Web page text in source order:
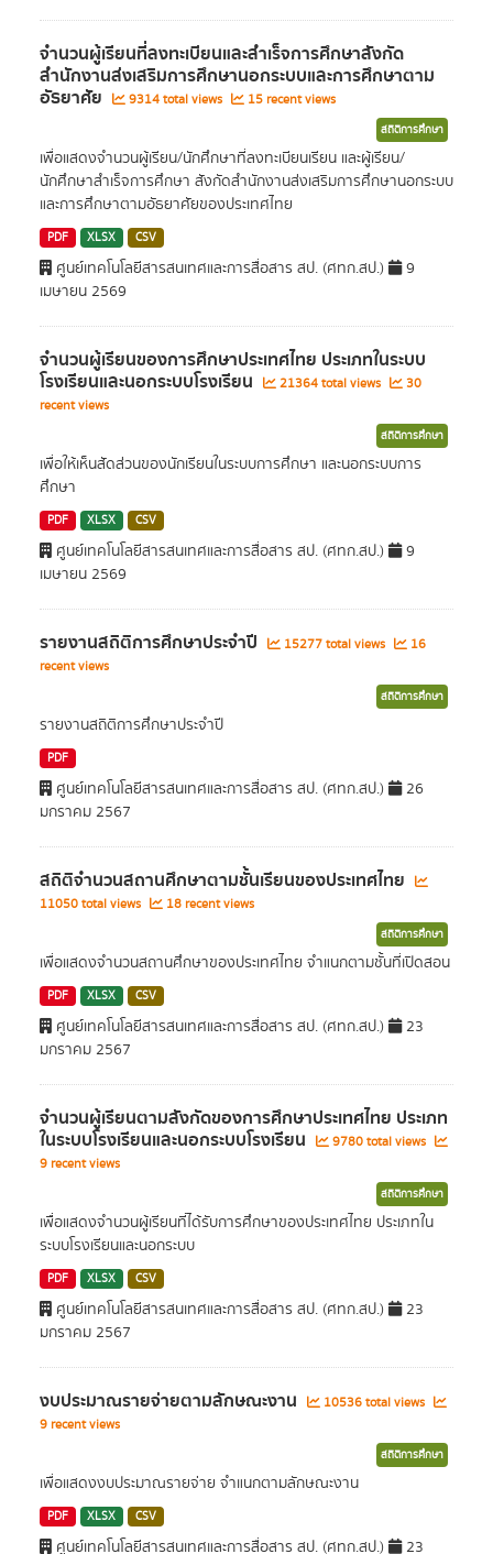
จำนวนผู้เรียนที่ลงทะเบียนและสำเร็จการศึกษาสังกัด
สำนักงานส่งเสริมการศึกษานอกระบบและการศึกษาตาม
อัธยาศัย 9314 total views 15 recent views
สถิติการศึกษา
เพื่อแสดงจำนวนผู้เรียน/นักศึกษาที่ลงทะเบียนเรียน และผู้เรียน/
นักศึกษาสำเร็จการศึกษา สังกัดสำนักงานส่งเสริมการศึกษานอกระบบ
และการศึกษาตามอัธยาศัยของประเทศไทย
PDF XLSX CSV
ศูนย์เทคโนโลยีสารสนเทศและการสื่อสาร สป. (ศทก.สป.)
9
เมษายน 2569
จำนวนผู้เรียนของการศึกษาประเทศไทย ประเภทในระบบ
โรงเรียนและนอกระบบโรงเรียน 21364 total views
30
recent views
สถิติการศึกษา
เพื่อให้เห็นสัดส่วนของนักเรียนในระบบการศึกษา และนอกระบบการ
ศึกษา
PDF XLSX CSV
ศูนย์เทคโนโลยีสารสนเทศและการสื่อสาร สป. (ศทก.สป.)
9
เมษายน 2569
รายงานสถิติการศึกษาประจำปี 15277 total views
16
recent views
สถิติการศึกษา
รายงานสถิติการศึกษาประจำปี
PDF
ศูนย์เทคโนโลยีสารสนเทศและการสื่อสาร สป. (ศทก.สป.)
26
มกราคม 2567
สถิติจำนวนสถานศึกษาตามชั้นเรียนของประเทศไทย
11050 total views 18 recent views
สถิติการศึกษา
เพื่อแสดงจำนวนสถานศึกษาของประเทศไทย จำแนกตามชั้นที่เปิดสอน
PDF XLSX CSV
ศูนย์เทคโนโลยีสารสนเทศและการสื่อสาร สป. (ศทก.สป.)
23
มกราคม 2567
จำนวนผู้เรียนตามสังกัดของการศึกษาประเทศไทย ประเภท
ในระบบโรงเรียนและนอกระบบโรงเรียน
9780 total views
9 recent views
สถิติการศึกษา
เพื่ื่อแสดงจำนวนผู้เรียนที่ได้รับการศึกษาของประเทศไทย ประเภทใน
ระบบโรงเรียนและนอกระบบ
PDF XLSX CSV
ศูนย์เทคโนโลยีสารสนเทศและการสื่อสาร สป. (ศทก.สป.)
23
มกราคม 2567
งบประมาณรายจ่ายตามลักษณะงาน
10536 total views
9 recent views
สถิติการศึกษา
เพื่อแสดงงบประมาณรายจ่าย จำแนกตามลักษณะงาน
PDF XLSX CSV
ศูนย์เทคโนโลยีสารสนเทศและการสื่อสาร สป. (ศทก.สป.) 23